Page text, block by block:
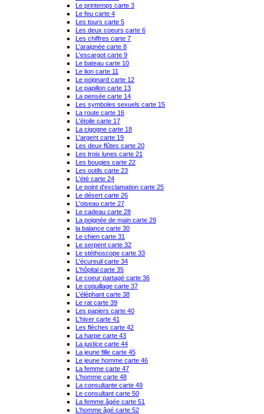
Le printemps carte 3
Le feu carte 4
Les tours carte 5
Les deux coeurs carte 6
Les chiffres carte 7
L'araignée carte 8
L'escargot carte 9
Le bateau carte 10
Le lion carte 11
Le poignard carte 12
Le papillon carte 13
La pensée carte 14
Les symboles sexuels carte 15
La route carte 16
L'étoile carte 17
La cigogne carte 18
L'argent carte 19
Les deux flûtes carte 20
Les trois lunes carte 21
Les bougies carte 22
Les outils carte 23
L'été carte 24
Le point d'exclamation carte 25
Le désert carte 26
L'oiseau carte 27
Le cadeau carte 28
La poignée de main carte 29
la balance carte 30
Le chien carte 31
Le serpent carte 32
Le stéthoscope carte 33
L'écureuil carte 34
L'hôpital carte 35
Le coeur partagé carte 36
Le coquillage carte 37
L'éléphant carte 38
Le rat carte 39
Les papiers carte 40
L'hiver carte 41
Les flèches carte 42
La harpe carte 43
La justice carte 44
La jeune fille carte 45
Le jeune homme carte 46
La femme carte 47
L'homme carte 48
La consultante carte 49
Le consultant carte 50
La femme âgée carte 51
L'homme âgé carte 52